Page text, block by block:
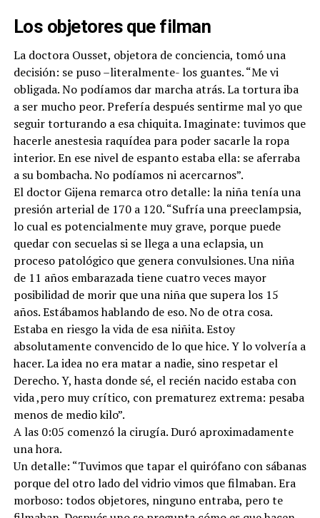
Los objetores que filman
La doctora Ousset, objetora de conciencia, tomó una
decisión: se puso –literalmente- los guantes. “Me vi
obligada. No podíamos dar marcha atrás. La tortura iba
a ser mucho peor. Prefería después sentirme mal yo que
seguir torturando a esa chiquita. Imaginate: tuvimos que
hacerle anestesia raquídea para poder sacarle la ropa
interior. En ese nivel de espanto estaba ella: se aferraba
a su bombacha. No podíamos ni acercarnos”.
El doctor Gijena remarca otro detalle: la niña tenía una
presión arterial de 170 a 120. “Sufría una preeclampsia,
lo cual es potencialmente muy grave, porque puede
quedar con secuelas si se llega a una eclapsia, un
proceso patológico que genera convulsiones. Una niña
de 11 años embarazada tiene cuatro veces mayor
posibilidad de morir que una niña que supera los 15
años. Estábamos hablando de eso. No de otra cosa.
Estaba en riesgo la vida de esa niñita. Estoy
absolutamente convencido de lo que hice. Y lo volvería a
hacer. La idea no era matar a nadie, sino respetar el
Derecho. Y, hasta donde sé, el recién nacido estaba con
vida ,pero muy crítico, con prematurez extrema: pesaba
menos de medio kilo”.
A las 0:05 comenzó la cirugía. Duró aproximadamente
una hora.
Un detalle: “Tuvimos que tapar el quirófano con sábanas
porque del otro lado del vidrio vimos que filmaban. Era
morboso: todos objetores, ninguno entraba, pero te